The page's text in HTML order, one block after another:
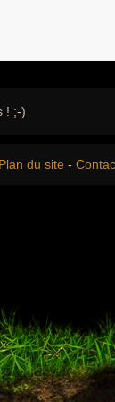
! ;-)
Plan du site -